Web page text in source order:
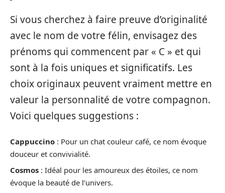
Si vous cherchez à faire preuve d’originalité
avec le nom de votre félin, envisagez des
prénoms qui commencent par « C » et qui
sont à la fois uniques et significatifs. Les
choix originaux peuvent vraiment mettre en
valeur la personnalité de votre compagnon.
Voici quelques suggestions :
Cappuccino : Pour un chat couleur café, ce nom évoque
douceur et convivialité.
Cosmos : Idéal pour les amoureux des étoiles, ce nom
évoque la beauté de l’univers.